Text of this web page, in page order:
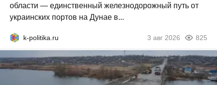
области — единственный железнодорожный путь от
украинских портов на Дунае в...
k-politika.ru 3 авг 2026 825